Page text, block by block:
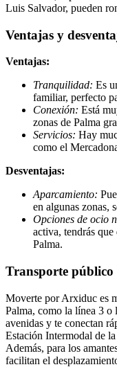
Luis Salvador, pueden
Ventajas y
Ventajas:
Tranquilidad: Es
familiar, perfecto
Conexión: Está
zonas de Palma
Servicios: Hay
como el
Desventajas:
Aparcamiento:
en algunas zonas,
Opciones de ocio
activa, tendrás que
Palma.
Transporte
Moverte por Arxiduc es
Palma, como la línea 3 o
avenidas y te conectan
Estación Intermodal de
Además, para los
facilitan el